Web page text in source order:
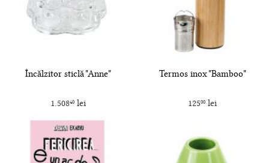
Încălzitor sticlă "Anne"
1.50840lei
Termos inox "Bamboo"
12500 lei